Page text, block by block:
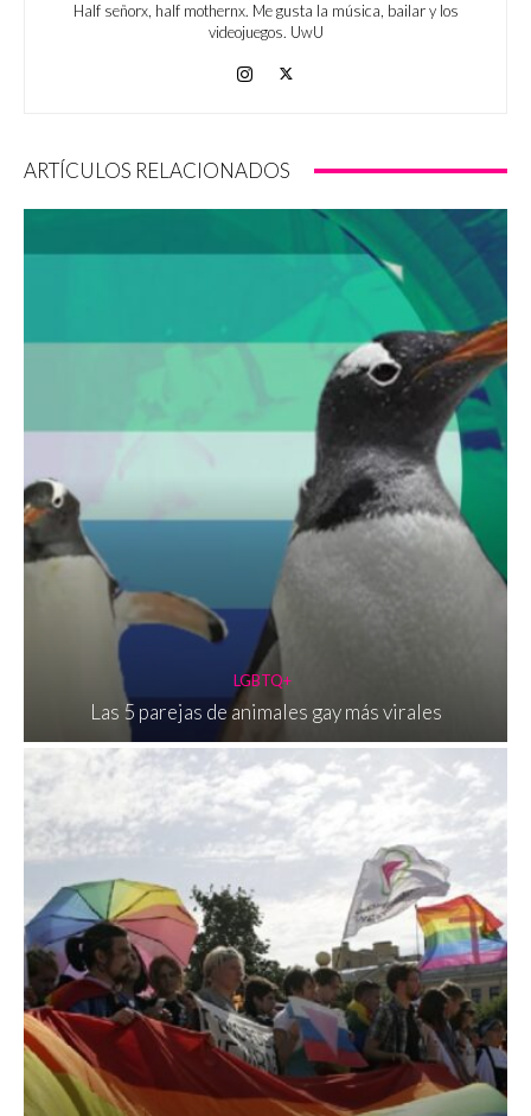
Half señorx, half mothernx. Me gusta la música, bailar y los
videojuegos. UwU
ARTÍCULOS RELACIONADOS
LGBTQ+
Las 5 parejas de animales gay más virales